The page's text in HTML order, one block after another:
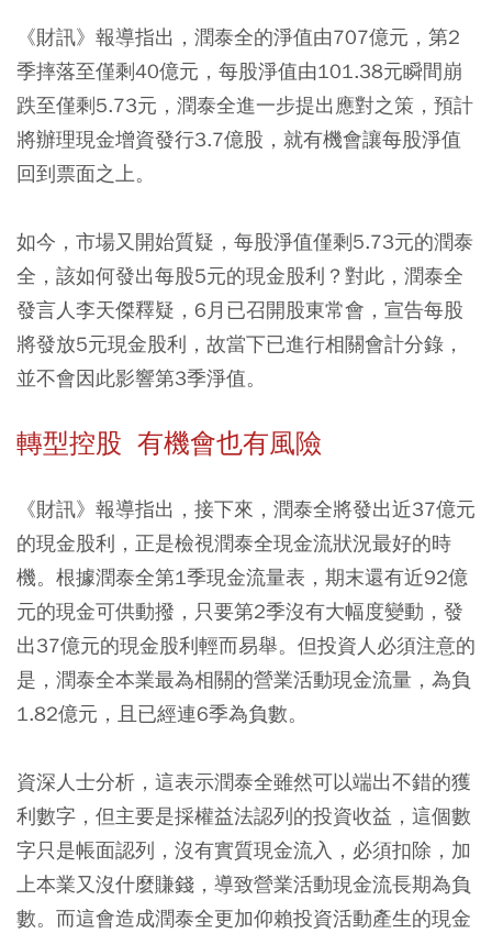
《財訊》報導指出，潤泰全的淨值由707億元，第2
季摔落至僅剩40億元，每股淨值由101.38元瞬間崩
跌至僅剩5.73元，潤泰全進一步提出應對之策，預計
將辦理現金增資發行3.7億股，就有機會讓每股淨值
回到票面之上。
如今，市場又開始質疑，每股淨值僅剩5.73元的潤泰
全，該如何發出每股5元的現金股利？對此，潤泰全
發言人李天傑釋疑，6月已召開股東常會，宣告每股
將發放5元現金股利，故當下已進行相關會計分錄，
並不會因此影響第3季淨值。
轉型控股 有機會也有風險
《財訊》報導指出，接下來，潤泰全將發出近37億元
的現金股利，正是檢視潤泰全現金流狀況最好的時
機。根據潤泰全第1季現金流量表，期末還有近92億
元的現金可供動撥，只要第2季沒有大幅度變動，發
出37億元的現金股利輕而易舉。但投資人必須注意的
是，潤泰全本業最為相關的營業活動現金流量，為負
1.82億元，且已經連6季為負數。
資深人士分析，這表示潤泰全雖然可以端出不錯的獲
利數字，但主要是採權益法認列的投資收益，這個數
字只是帳面認列，沒有實質現金流入，必須扣除，加
上本業又沒什麼賺錢，導致營業活動現金流長期為負
數。而這會造成潤泰全更加仰賴投資活動產生的現金